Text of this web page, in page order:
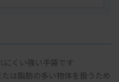
にくい強い手袋です
は脂肪の多い物体を扱うため